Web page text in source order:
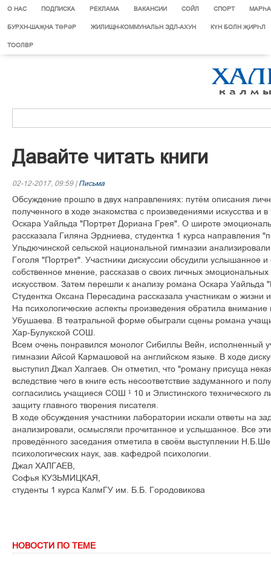
О НАС ПОДПИСКА РЕКЛАМА ВАКАНСИИ СОЙЛ СПОРТ
БУРХН-ШАҖНА ТӨРӘР ЖИЛИЩН-КОММУНАЛЬН ЭДЛ-АХУН КҮН БОЛН ҖИРҺЛ
ТООЛВР
Äàâàéòå ÷èòàòü êíèãè
02-12-2017, 09:59 | Письма
Îáñóæäåíèå ïðîøëî â äâóõ íàïðàâëåíèÿõ: ïóò¸ì îïèñàíèÿ
ïîëó÷åííîãî â õîäå çíàêîìñòâà ñ ïðîèçâåäåíèÿìè èñêóññòâà è
Îñêàðà Óàéëüäà "Ïîðòðåò Äîðèàíà Ãðåÿ". Î øèðîòå
ðàññêàçàëà Ãèëÿíà Ýðäíèåâà, ñòóäåíòêà 1 êóðñà íàïðàâëåíèÿ
Óëüäþ÷èíñêîé ñåëüñêîé íàöèîíàëüíîé ãèìíàçèè
Ãîãîëÿ "Ïîðòðåò". Ó÷àñòíèêè äèñêóññèè îáñóäèëè óñëûøàííîå è
ñîáñòâåííîå ìíåíèå, ðàññêàçàâ î ñâîèõ ëè÷íûõ ýìîöèîíàëüíûõ
èñêóññòâîì. Çàòåì ïåðåøëè ê àíàëèçó ðîìàíà Îñêàðà Óàéëüäà
Ñòóäåíòêà Îêñàíà Ïåðåñàäèíà ðàññêàçàëà ó÷àñòíèêàì î æèçíè
Íà ïñèõîëîãè÷åñêèå àñïåêòû ïðîèçâåäåíèÿ îáðàòèëà âíèìàíèå
Óáóøàåâà. Â òåàòðàëüíîé ôîðìå îáûãðàëè ñöåíû ðîìàíà
Õàð-Áóëóêñêîé ÑÎØ.
Âñåì î÷åíü ïîíðàâèëñÿ ìîíîëîã Ñèáèëëû Âåéí, èñïîëíåííûé
ãèìíàçèè Àéñîé Êàðìàøîâîé íà àíãëèéñêîì ÿçûêå. Â õîäå
âûñòóïèë Äæàë Õàëãàåâ. Îí îòìåòèë, ÷òî "ðîìàíó ïðèñóùà
âñëåäñòâèå ÷åãî â êíèãå åñòü íåñîîòâåòñòâèå çàäóìàííîãî è
ñîãëàñèëèñü ó÷àùèåñÿ ÑÎØ ¹ 10 è Ýëèñòèíñêîãî òåõíè÷åñêîãî
çàùèòó ãëàâíîãî òâîðåíèÿ ïèñàòåëÿ.
Â õîäå îáñóæäåíèÿ ó÷àñòíèêè ëàáîðàòîðèè èñêàëè îòâåòû íà
àíàëèçèðîâàëè, îñìûñëÿëè ïðî÷èòàííîå è óñëûøàííîå. Âñå
ïðîâåä¸ííîãî çàñåäàíèÿ îòìåòèëà â ñâî¸ì âûñòóïëåíèè
ïñèõîëîãè÷åñêèõ íàóê, çàâ. êàôåäðîé ïñèõîëîãèè.
Äæàë ÕÀËÃÀÅÂ,
Ñîôüÿ ÊÓÇÜÌÈÖÊÀß,
ñòóäåíòû 1 êóðñà ÊàëìÃÓ èì. Á.Á. Ãîðîäîâèêîâà
НОВОСТИ ПО ТЕМЕ